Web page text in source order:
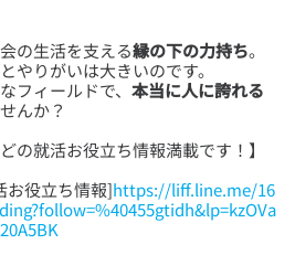
の生活を支える縁の下の力持ち。
やりがいは大きいのです。
フィールドで、 本当に人に誇れる
の就活お役立ち情報満載です！】
役立ち情報]https://liff.line.me/16